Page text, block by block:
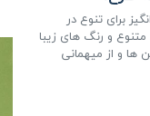
برای تنوع در
و رنگ های زیبا
ها و از میهمانی